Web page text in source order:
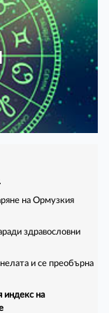
на Ормузкия
здравословни
и се преобърна
индекс на